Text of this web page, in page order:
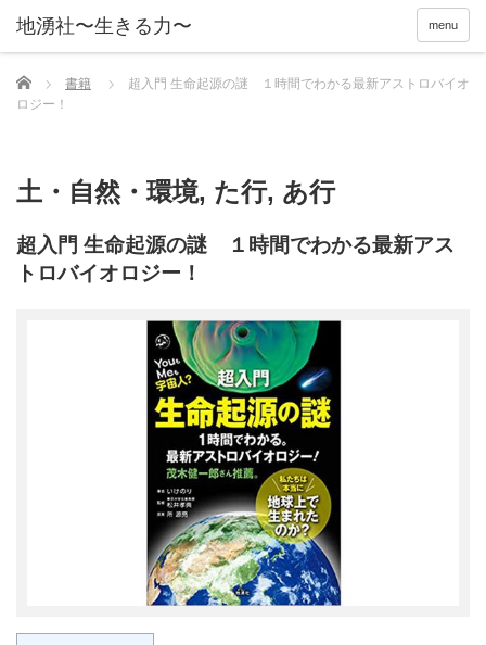
menu
Home 書籍
超入門 生命起源の謎 １時間でわかる最新アストロバイオ
ロジー！
土・自然・環境, た行, あ行
超入門 生命起源の謎 １時間でわかる最新アス
トロバイオロジー！